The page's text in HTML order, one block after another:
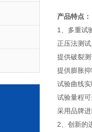
产品特点：
1、多重试
正压法测
提供破裂
提供膨胀
试验曲线
试验量程
采用品牌
2、创新的